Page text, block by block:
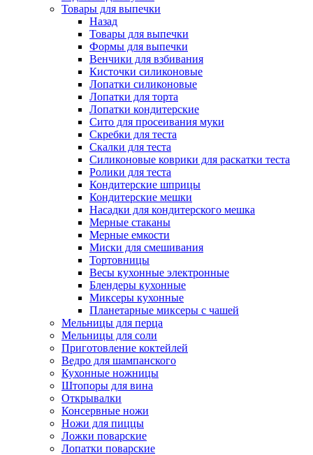
Товары для выпечки
Назад
Товары для выпечки
Формы для выпечки
Венчики для взбивания
Кисточки силиконовые
Лопатки силиконовые
Лопатки для торта
Лопатки кондитерские
Сито для просеивания муки
Скребки для теста
Скалки для теста
Силиконовые коврики для раскатки теста
Ролики для теста
Кондитерские шприцы
Кондитерские мешки
Насадки для кондитерского мешка
Мерные стаканы
Мерные емкости
Миски для смешивания
Тортовницы
Весы кухонные электронные
Блендеры кухонные
Миксеры кухонные
Планетарные миксеры с чашей
Мельницы для перца
Мельницы для соли
Приготовление коктейлей
Ведро для шампанского
Кухонные ножницы
Штопоры для вина
Открывалки
Консервные ножи
Ножи для пиццы
Ложки поварские
Лопатки поварские